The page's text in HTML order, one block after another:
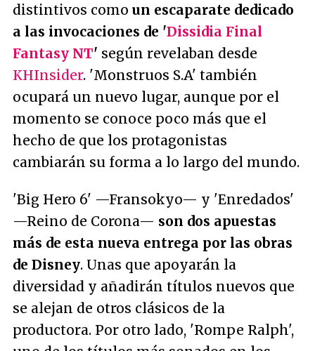
distintivos como un escaparate dedicado
a las invocaciones de 'Dissidia Final
Fantasy NT' según revelaban desde
KHInsider. 'Monstruos S.A' también
ocupará un nuevo lugar, aunque por el
momento se conoce poco más que el
hecho de que los protagonistas
cambiarán su forma a lo largo del mundo.
'Big Hero 6' —Fransokyo— y 'Enredados'
—Reino de Corona— son dos apuestas
más de esta nueva entrega por las obras
de Disney. Unas que apoyarán la
diversidad y añadirán títulos nuevos que
se alejan de otros clásicos de la
productora. Por otro lado, 'Rompe Ralph',